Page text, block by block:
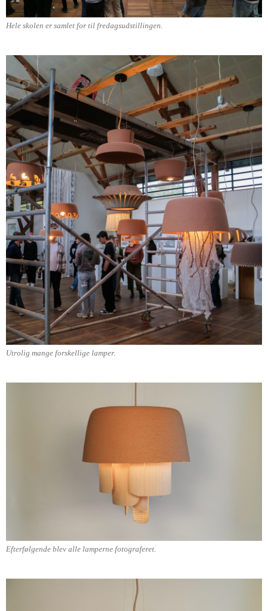
Hele skolen er samlet for til fredagsudstillingen.
Utrolig mange forskellige lamper.
Efterfølgende blev alle lamperne fotograferet.